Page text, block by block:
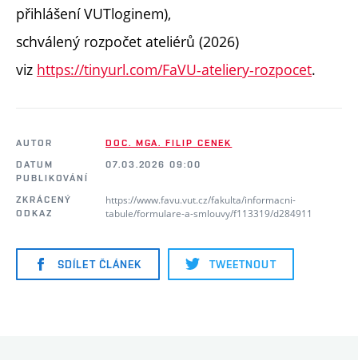
přihlášení VUTloginem),
schválený rozpočet ateliérů (2026)
viz https://tinyurl.com/FaVU-ateliery-rozpocet.
AUTOR
DOC. MGA. FILIP CENEK
DATUM
PUBLIKOVÁNÍ
07.03.2026 09:00
ZKRÁCENÝ
ODKAZ
https://www.favu.vut.cz/fakulta/informacni-
tabule/formulare-a-smlouvy/f113319/d284911
SDÍLET ČLÁNEK TWEETNOUT